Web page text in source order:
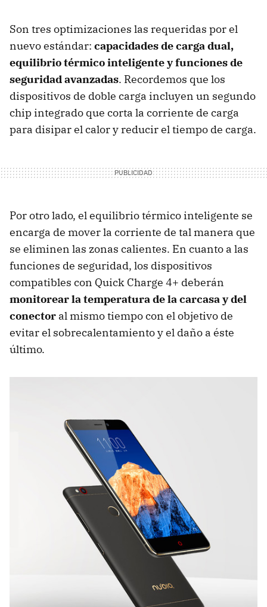
Son tres optimizaciones las requeridas por el
nuevo estándar: capacidades de carga dual,
equilibrio térmico inteligente y funciones de
seguridad avanzadas. Recordemos que los
dispositivos de doble carga incluyen un segundo
chip integrado que corta la corriente de carga
para disipar el calor y reducir el tiempo de carga.
Por otro lado, el equilibrio térmico inteligente se
encarga de mover la corriente de tal manera que
se eliminen las zonas calientes. En cuanto a las
funciones de seguridad, los dispositivos
compatibles con Quick Charge 4+ deberán
monitorear la temperatura de la carcasa y del
conector al mismo tiempo con el objetivo de
evitar el sobrecalentamiento y el daño a éste
último.